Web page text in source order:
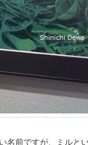
名前ですが、ミルと